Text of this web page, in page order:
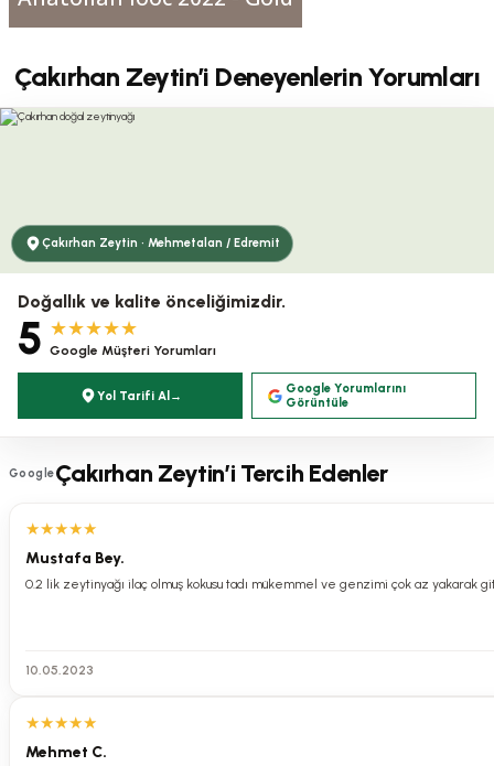
Çakırhan Zeytin’i Deneyenlerin Yorumları
Çakırhan Zeytin · Mehmetalan / Edremit
Doğallık ve kalite önceliğimizdir.
5 ★★★★★
Google Müşteri Yorumları
Yol Tarifi Al →
Google Yorumlarını
Görüntüle
GoogleÇakırhan Zeytin’i Tercih Edenler
★★★★★
Mustafa Bey.
10.05.2023
★★★★★
Mehmet C.